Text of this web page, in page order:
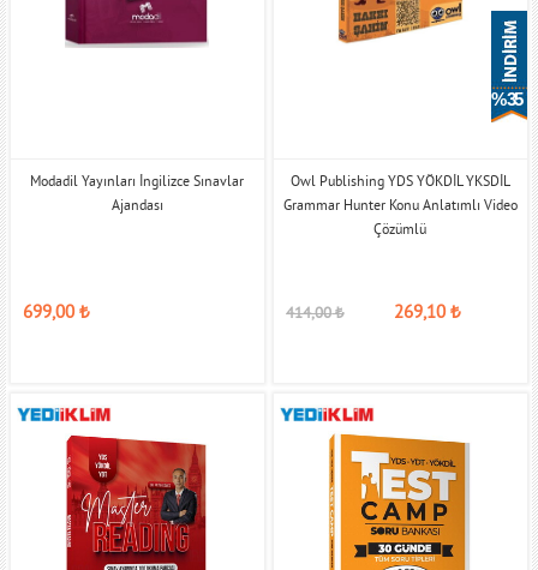
Modadil Yayınları İngilizce Sınavlar
Ajandası
699,00₺
% 35
Owl Publishing YDS YÖKDİL YKSDİL
Grammar Hunter Konu Anlatımlı Video
Çözümlü
414,00₺ 269,10₺